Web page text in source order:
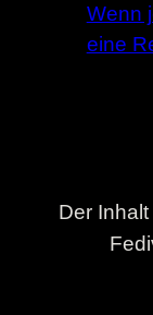
Wenn
eine
Der